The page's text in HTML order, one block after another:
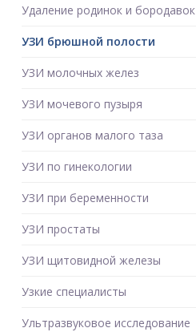
Удаление родинок и бородавок
УЗИ брюшной полости
УЗИ молочных желез
УЗИ мочевого пузыря
УЗИ органов малого таза
УЗИ по гинекологии
УЗИ при беременности
УЗИ простаты
УЗИ щитовидной железы
Узкие специалисты
Ультразвуковое исследование